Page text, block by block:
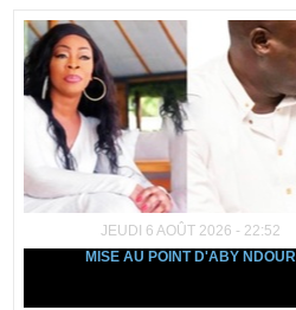
JEUDI 6 AOÛT 2026 - 22:52
MISE AU POINT D'ABY NDOUR